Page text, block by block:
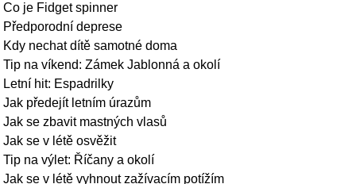
Co je Fidget spinner
Předporodní deprese
Kdy nechat dítě samotné doma
Tip na víkend: Zámek Jablonná a okolí
Letní hit: Espadrilky
Jak předejít letním úrazům
Jak se zbavit mastných vlasů
Jak se v létě osvěžit
Tip na výlet: Říčany a okolí
Jak se v létě vyhnout zažívacím potížím